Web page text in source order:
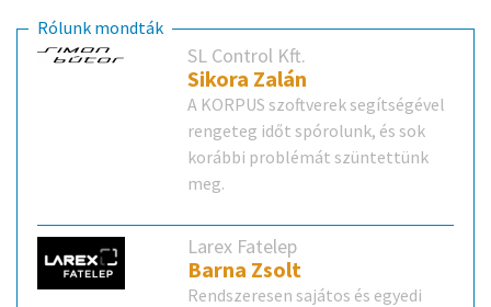
Rólunk mondták
SL Control Kft.
Sikora Zalán
A KORPUS szoftverek segítségével
rengeteg időt spórolunk, és sok
korábbi problémát szüntettünk
meg.
Larex Fatelep
Barna Zsolt
Rendszeresen sajátos és egyedi